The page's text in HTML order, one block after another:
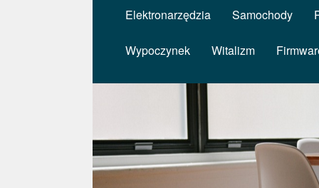
Elektronarzędzia Samochody
Wypoczynek Witalizm